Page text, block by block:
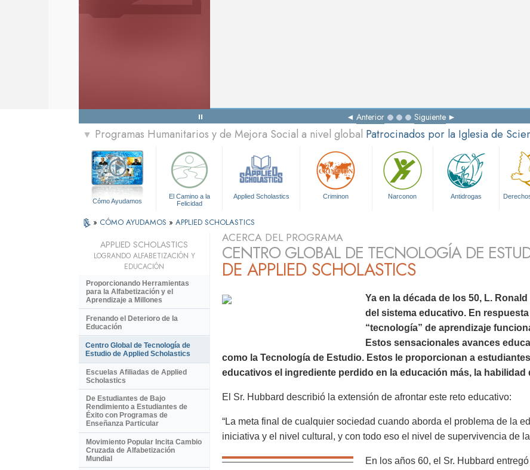
Anterior Siguiente
▼ Programas Humanitarios y de Mejora Social a nivel global Patrocinados por la Iglesia de
Cómo Ayudamos
El Camino a la
Felicidad
Applied Scholastics Criminon Narconon Antidrogas
» CÓMO AYUDAMOS » APPLIED SCHOLASTICS
ACERCA DEL PROGRAMA
CENTRO GLOBAL DE TECNOLOGÍA DE
DE APPLIED SCHOLASTICS
Ya en la década de los 50, L.
del sistema educativo. En
“tecnología” de aprendizaje
Estos sensacionales avances
como la Tecnología de Estudio. Estos le proporcionan a
educativos el ingrediente perdido en la educación más, la habilidad
El Sr. Hubbard describió la extensión de afrontar este reto educativo:
“La meta final de cualquier sociedad cuando aborda el problema de la
iniciativa y el nivel cultural, y con todo eso el nivel de supervivencia de
En los años 60, el Sr. Hubbard
APPLIED SCHOLASTICS
LOGRANDO ALFABETIZACIÓN Y
EDUCACIÓN
Proporcionando Herramientas
para la Alfabetización y el
Aprendizaje a Millones
Frenando el Deterioro de la
Educación
Centro Global de Tecnología de
Estudio de Applied Scholastics
Escuelas Afiliadas de Applied
Scholastics
De Estudiantes de Bajo
Rendimiento a Estudiantes de
Éxito con Programas de
Enseñanza Particular
Movimiento Popular Incita Cambio
Cruzada de Alfabetización
Mundial